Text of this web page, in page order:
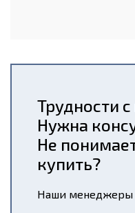
Трудности
Нужна
Не
купить?
Наши менеджеры